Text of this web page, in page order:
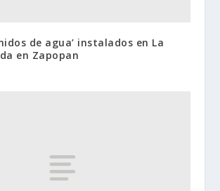
de agua’ instalados en La
en Zapopan